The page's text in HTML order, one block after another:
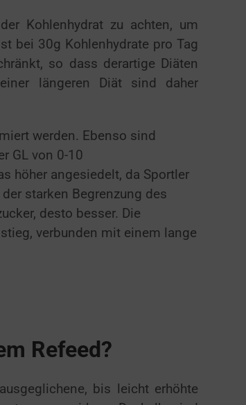
Kohlenhydrat zu achten, um
bei 30g Kohlenhydrate pro Tag
so dass derartige Diäten
längeren Diät sind daher
werden. Ebenso sind
GL von 0-10
höher angesiedelt, da Sportler
starken Begrenzung des
desto besser. Die
verbunden mit einem lange
Refeed?
bis leicht erhöhte